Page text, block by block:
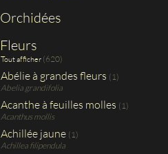
Orchidées
Fleurs
Tout afficher (620)
Abélie à grandes fleurs (1)
Abelia grandifolia
Acanthe à feuilles molles (1)
Acanthus mollis
Achillée jaune (1)
Achillea filipendula